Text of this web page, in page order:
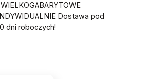
Dostawa pod
dni roboczych!